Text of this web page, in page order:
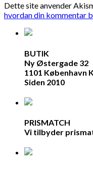
Dette site anvender
hvordan din kommentar
BUTIK
Ny Østergade 32
1101 København
Siden 2010
PRISMATCH
Vi tilbyder